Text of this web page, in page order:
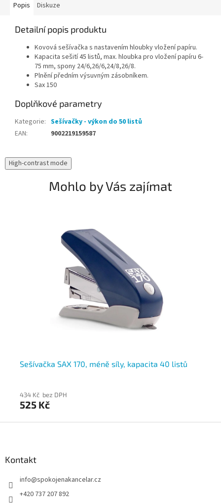
Popis Diskuze
Detailní popis produktu
Kovová sešívačka s nastavením hloubky vložení papíru.
Kapacita sešití 45 listů, max. hloubka pro vložení papíru 6-
75 mm, spony 24/6,26/6,24/8,26/8.
Plnění předním výsuvným zásobníkem.
Sax 150
Doplňkové parametry
Kategorie: Sešívačky - výkon do 50 listů
EAN: 9002219159587
High-contrast mode
Mohlo by Vás zajímat
Sešívačka SAX 170, méně síly, kapacita 40 listů
434 Kč bez DPH
525 Kč
Kontakt
info@spokojenakancelar.cz
+420 737 207 892